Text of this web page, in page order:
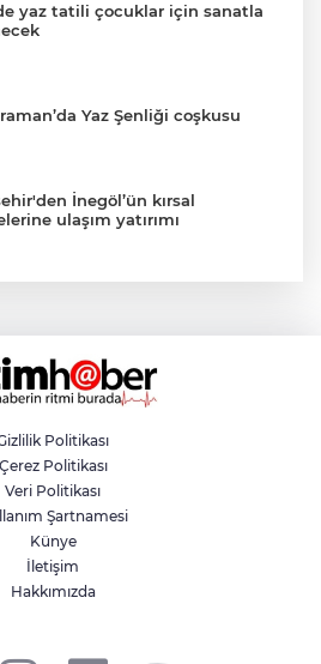
yaz tatili çocuklar için sanatla
Yaz Şenliği coşkusu
İnegöl’ün kırsal
ulaşım yatırımı
Bursa Festivali’nde
gece
Belediyesi istihdama köprü
sürdürüyor
çocuklar yazı bilim ve sanatla
Politikası
Çerez Politikası
Veri Politikası
Şartnamesi
Künye
İletişim
Hakkımızda